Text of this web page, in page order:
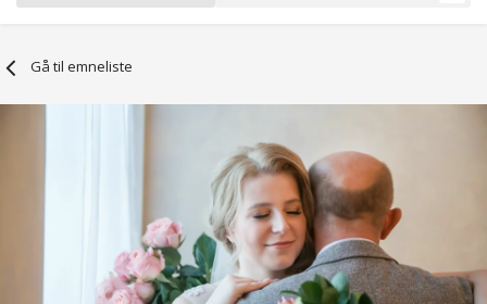
Gå til emneliste